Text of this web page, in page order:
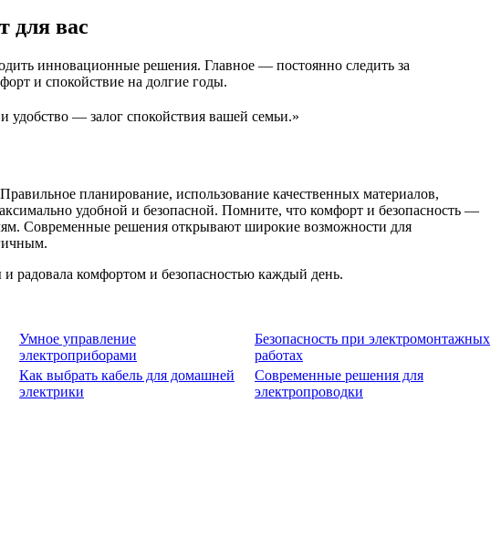
для вас
инновационные решения. Главное — постоянно следить за
и спокойствие на долгие годы.
удобство — залог спокойствия вашей семьи.»
планирование, использование качественных материалов,
удобной и безопасной. Помните, что комфорт и безопасность —
Современные решения открывают широкие возможности для
радовала комфортом и безопасностью каждый день.
Умное управление
электроприборами
Безопасность при электромонтажных
работах
Как выбрать кабель для домашней
электрики
Современные решения для
электропроводки